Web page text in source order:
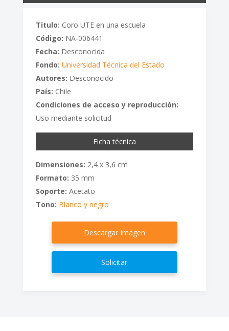
Titulo: Coro UTE en una escuela
Código: NA-006441
Fecha: Desconocida
Fondo: Universidad Técnica del Estado
Autores: Desconocido
País: Chile
Condiciones de acceso y reproducción:
Uso mediante solicitud
Ficha técnica
Dimensiones: 2,4 x 3,6 cm
Formato: 35 mm
Soporte: Acetato
Tono: Blanco y negro
Descargar Imagen
Solicitar